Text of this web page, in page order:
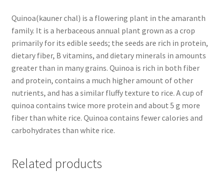
Quinoa(kauner chal) is a flowering plant in the amaranth
family. It is a herbaceous annual plant grown as a crop
primarily for its edible seeds; the seeds are rich in protein,
dietary fiber, B vitamins, and dietary minerals in amounts
greater than in many grains. Quinoa is rich in both fiber
and protein, contains a much higher amount of other
nutrients, and has a similar fluffy texture to rice. A cup of
quinoa contains twice more protein and about 5 g more
fiber than white rice. Quinoa contains fewer calories and
carbohydrates than white rice.
Related products